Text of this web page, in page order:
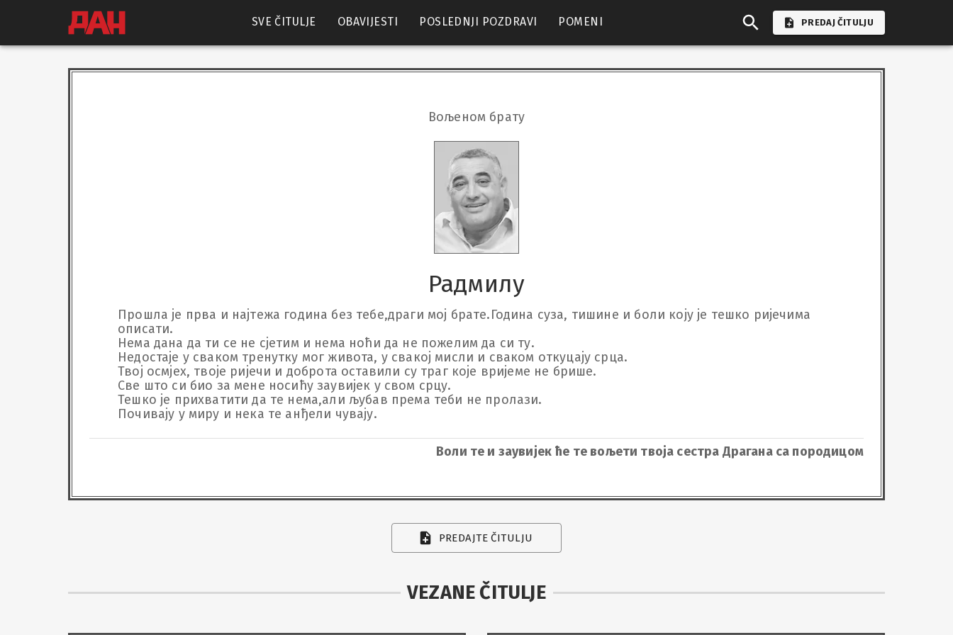
SVE ČITULJE OBAVIJESTI POSLEDNJI POZDRAVI POMENI PREDAJ ČITULJU
Вољеном брату
Радмилу
Прошла је прва и најтежа година без тебе,драги мој брате.Година суза, тишине и боли коју је тешко ријечима
описати.
Нема дана да ти се не сјетим и нема ноћи да не пожелим да си ту.
Недостаје у сваком тренутку мог живота, у свакој мисли и сваком откуцају срца.
Твој осмјех, твоје ријечи и доброта оставили су траг које вријеме не брише.
Све што си био за мене носићу заувијек у свом срцу.
Тешко је прихватити да те нема,али љубав према теби не пролази.
Почивају у миру и нека те анђели чувају.
Воли те и заувијек ће те вољети твоја сестра Драгана са породицом
PREDAJTE ČITULJU
VEZANE ČITULJE